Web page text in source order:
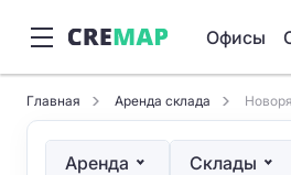
Офисы
Главная Аренда склада
Аренда Склады